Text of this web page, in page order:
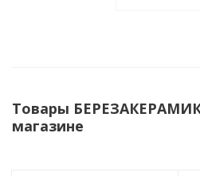
Товары
магазине